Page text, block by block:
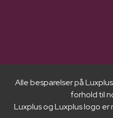
Alle besparelser på
forhold til
Luxplus og Luxplus logo er